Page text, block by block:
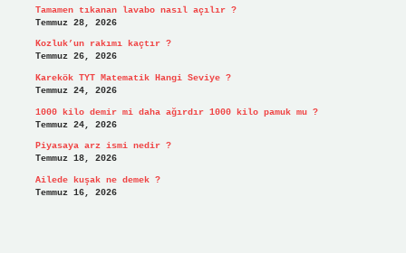
Tamamen tıkanan lavabo nasıl açılır ?
Temmuz 28, 2026
Kozluk’un rakımı kaçtır ?
Temmuz 26, 2026
Karekök TYT Matematik Hangi Seviye ?
Temmuz 24, 2026
1000 kilo demir mi daha ağırdır 1000 kilo pamuk mu ?
Temmuz 24, 2026
Piyasaya arz ismi nedir ?
Temmuz 18, 2026
Ailede kuşak ne demek ?
Temmuz 16, 2026